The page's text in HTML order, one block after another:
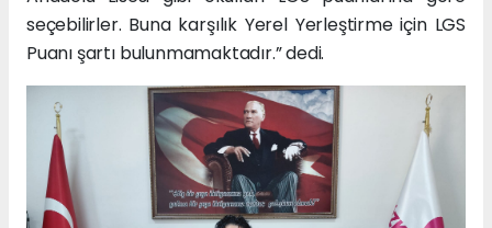
seçebilirler. Buna karşılık Yerel Yerleştirme için LGS
Puanı şartı bulunmamaktadır.” dedi.